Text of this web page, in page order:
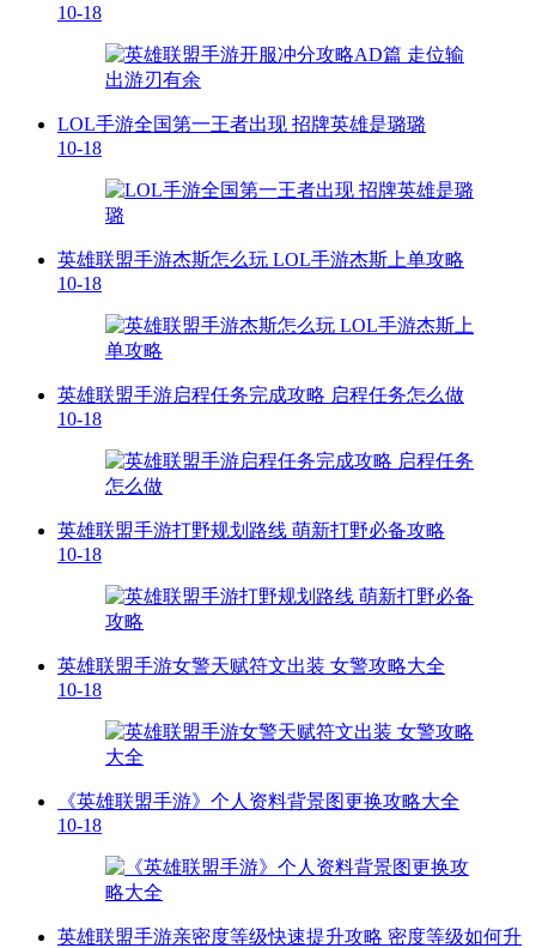
10-18
LOL手游全国第一王者出现 招牌英雄是璐璐
10-18
英雄联盟手游杰斯怎么玩 LOL手游杰斯上单攻略​
10-18
英雄联盟手游启程任务完成攻略 启程任务怎么做
10-18
英雄联盟手游打野规划路线 萌新打野必备攻略
10-18
英雄联盟手游女警天赋符文出装 女警攻略大全
10-18
《英雄联盟手游》个人资料背景图更换攻略大全
10-18
英雄联盟手游亲密度等级快速提升攻略 密度等级如何升